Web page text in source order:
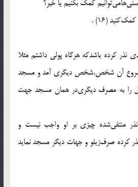
(16) .
كرده باشدكه هرگاه پولى داشتم مثلا
آن شخص،شخص ديگرى آمد و مسجد
را به مصرف ديگرى‌در همان مسجد جهت
منتفى‌شده چيزى بر او واجب نيست و
كرده صرف‌زيلو و جهات ديگر مسجد نمايد